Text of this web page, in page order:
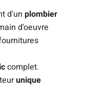
d'un plombier
d'oeuvre
complet.
unique